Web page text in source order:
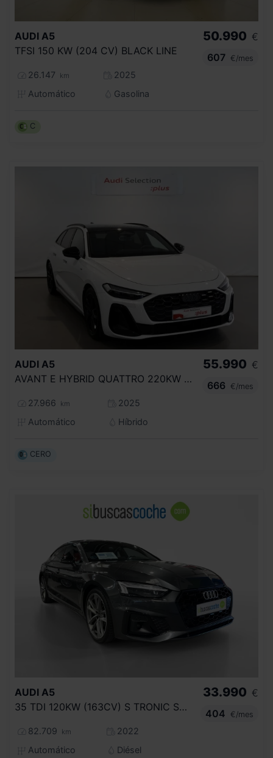
AUDI A5
TFSI 150 KW (204 CV) BLACK LINE
26.147 km
2025
Automático
Gasolina
50.990 €
607
€/mes
C
AUDI A5
AVANT E HYBRID QUATTRO 220KW BLACK LINE
27.966 km
2025
Automático
Híbrido
55.990 €
666
€/mes
CERO
AUDI A5
35 TDI 120KW (163CV) S TRONIC SPORTBACK
82.709 km
2022
Automático
Diésel
33.990 €
404
€/mes